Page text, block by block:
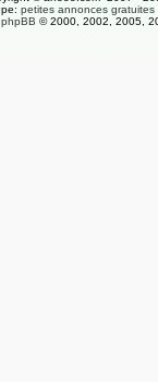
petites annonces gratuites
phpBB © 2000, 2002, 2005,